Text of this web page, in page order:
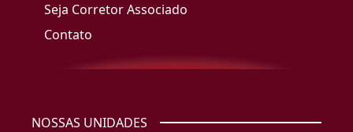
Seja Corretor Associado
Contato
NOSSAS UNIDADES